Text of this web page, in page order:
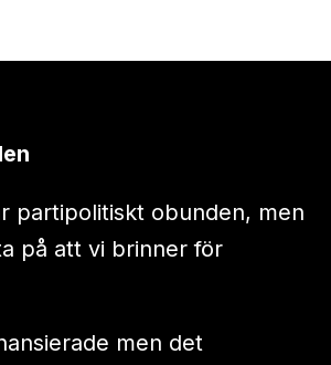
partipolitiskt obunden, men
på att vi brinner för
men det